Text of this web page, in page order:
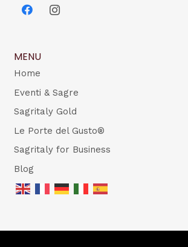
MENU
Home
Eventi & Sagre
Sagritaly Gold
Le Porte del Gusto®
Sagritaly for Business
Blog